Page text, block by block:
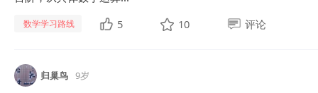
数学学习路线 5 10 评论
归巢鸟 9岁